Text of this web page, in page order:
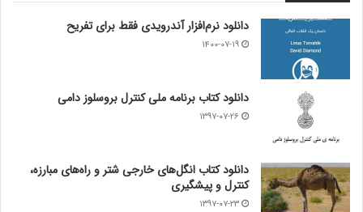
دانلود نرم‌افزار آندرویدی فقط برای تفریح
۱۴۰۰-۰۷-۱۹
دانلود کتاب برنامه ملی کنترل بروسلوز دامی
۱۳۹۷-۰۷-۲۶
دانلود کتاب انگل‌های خارجی شتر و راه‌های مبارزه،
کنترل و پیشگیری
۱۳۹۷-۰۷-۲۳